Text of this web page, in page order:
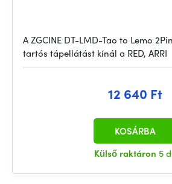
A ZGCINE DT-LMD-Tao to Lemo
tartós tápellátást kínál a RED, ARRI
12 640 Ft
Külső raktáron 5
KOSÁRBA